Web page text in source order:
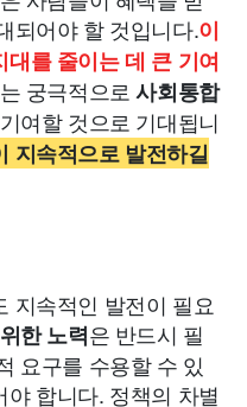
되어야 할 것입니다.이
를 줄이는 데 큰 기여
궁극적으로사회통합
여할 것으로 기대됩니
지속적으로 발전하길
지속적인 발전이 필요
한 노력은 반드시 필
요구를 수용할 수 있
합니다. 정책의 차별